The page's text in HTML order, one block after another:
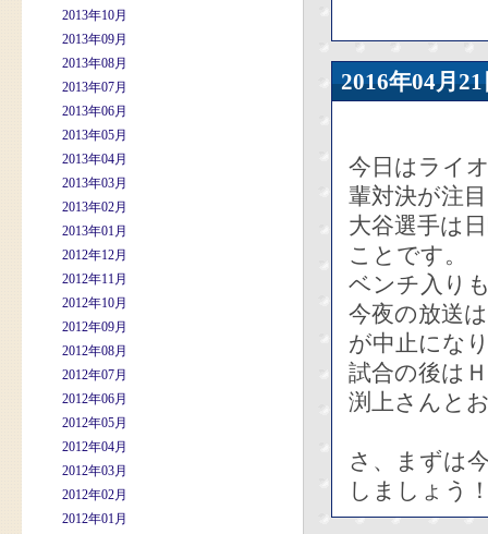
2013年10月
2013年09月
2013年08月
2013年07月
2013年06月
2013年05月
2013年04月
2013年03月
2013年02月
2013年01月
2012年12月
2012年11月
2012年10月
2012年09月
2012年08月
2012年07月
2012年06月
2012年05月
2012年04月
2012年03月
2012年02月
2012年01月
2016年04
今日はライ
輩対決が注
大谷選手は
ことです。
ベンチ入り
今夜の放送
が中止にな
試合の後は
渕上さんと
さ、まずは
しましょう